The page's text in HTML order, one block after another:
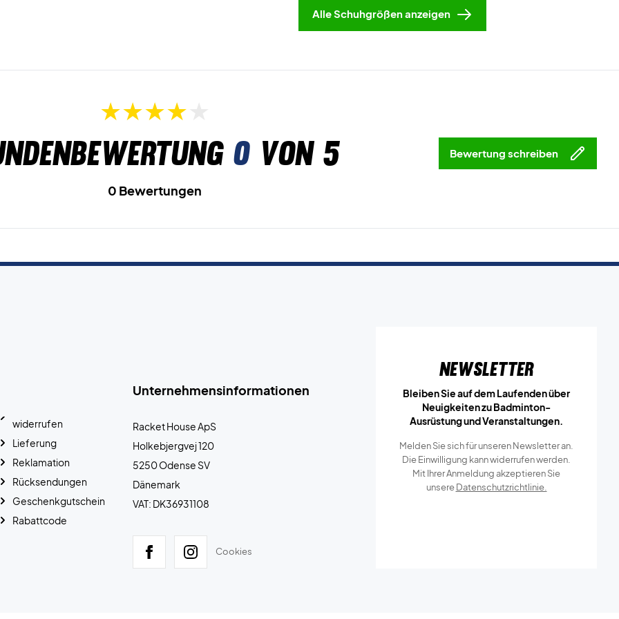
Alle Schuhgrößen anzeigen
0von 5 Bewertung schreiben
0 Bewertungen
Unternehmensinformationen
Racket House ApS
Holkebjergvej 120
5250 Odense SV
Dänemark
VAT: DK36931108
Cookies
widerrufen
Lieferung
Reklamation
Rücksendungen
Geschenkgutschein
Rabattcode
Newsletter
Bleiben Sie auf dem Laufenden über
Neuigkeiten zu Badminton-
Ausrüstung und Veranstaltungen.
Melden Sie sich für unseren Newsletter an.
Die Einwilligung kann widerrufen werden.
Mit Ihrer Anmeldung akzeptieren Sie
unsereDatenschutzrichtlinie.